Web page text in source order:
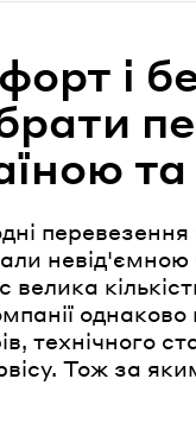
і
велика
технічного
Тож за